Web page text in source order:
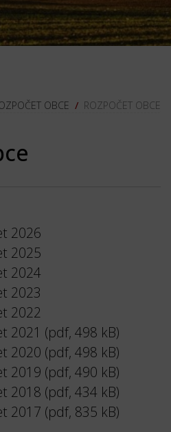
OBCE ROZPOČET OBCE
2026
2025
2024
2023
2022
2021 (pdf, 498 kB)
2020 (pdf, 498 kB)
2019 (pdf, 490 kB)
2018 (pdf, 434 kB)
2017 (pdf, 835 kB)